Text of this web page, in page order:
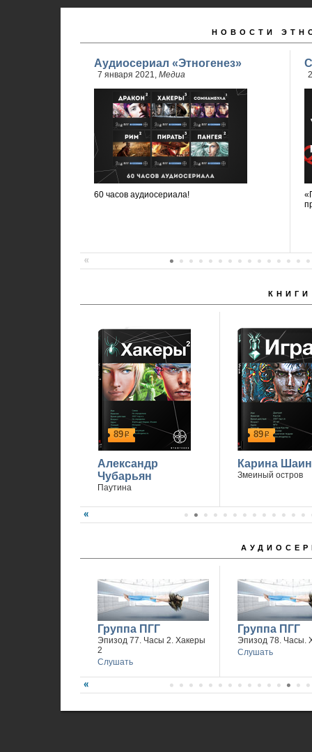
НОВОСТИ
Аудиосериал «Этногенез»
7 января 2021, Медиа
60 часов аудиосериала!
КНИГИ
89р
Александр
Чубарьян
Паутина
89р
Карина
Змеиный остров
Группа ПГГ
Эпизод 77. Часы 2. Хакеры
2
Слушать
Группа ПГГ
Эпизод 78. Часы.
Слушать